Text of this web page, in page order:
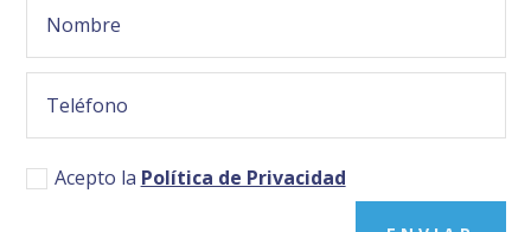
Acepto la Política de Privacidad